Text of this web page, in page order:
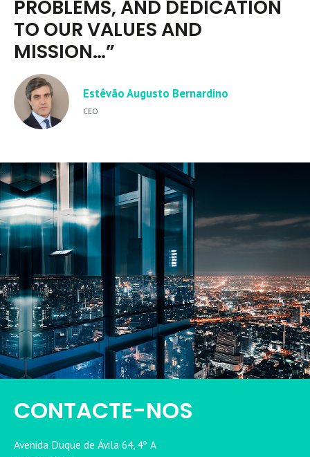
PROBLEMS, AND DEDICATION
TO OUR VALUES AND
MISSION…”
Estêvão Augusto Bernardino
CEO
CONTACTE-NOS
Avenida Duque de Ávila 64, 4º A